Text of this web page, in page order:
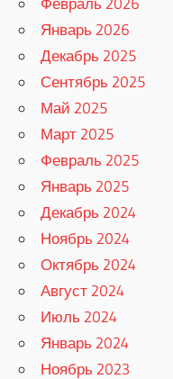
Январь 2026
Декабрь 2025
Сентябрь 2025
Май 2025
Март 2025
Февраль 2025
Январь 2025
Декабрь 2024
Ноябрь 2024
Октябрь 2024
Август 2024
Июль 2024
Январь 2024
Ноябрь 2023